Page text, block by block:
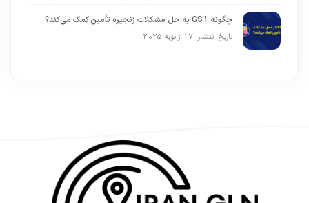
چگونه GS1 به حل مشکلات زنجیره تأمین کمک می‌کند؟
تاریخ انتشار: 17 ژانویه 2025